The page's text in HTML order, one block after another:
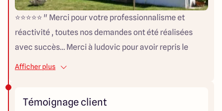
⭐⭐⭐⭐⭐ " Merci pour votre professionnalisme et
réactivité , toutes nos demandes ont été réalisées
avec succès… Merci à ludovic pour avoir repris le
projet avec brio et merci à Tony pour les bon conseils
Afficher plus
Témoignage client